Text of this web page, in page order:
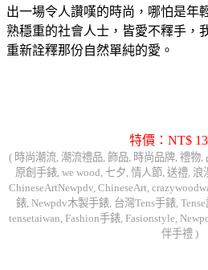
出一場令人讚嘆的時尚，哪怕是年
熟穩重的社會人士，皆愛不釋手，
重新詮釋那份自然單純的愛。
特價：NT$
( 時尚潮流, 潮流禮品, 飾品, 時尚品牌, 禮物,
原創手錶, we wood, 七夕, 情人節, 送禮, 浪
ChineseArtNewpdv, ChineseArt,
錶, Newpdv木製手錶, 台灣Tens手錶,
tensetaiwan, Fashion手錶, Fasionstyle,
伴手禮 )